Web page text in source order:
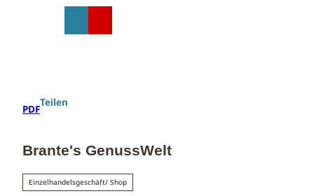
PDF
Teilen
Brante's GenussWelt
Einzelhandelsgeschäft/ Shop